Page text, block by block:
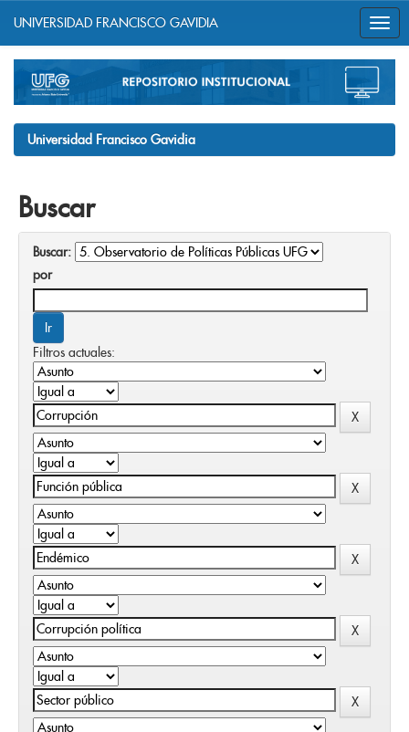
navigation
UNIVERSIDAD FRANCISCO GAVIDIA
Universidad Francisco Gavidia
Buscar
Buscar:
por
Filtros actuales: